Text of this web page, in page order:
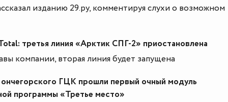
изданию 29.ру, комментируя слухи о возможном
третья линия «Арктик СПГ-2» приостановлена
компании, вторая линия будет запущена
ГЦК прошли первый очный модуль
программы «Третье место»